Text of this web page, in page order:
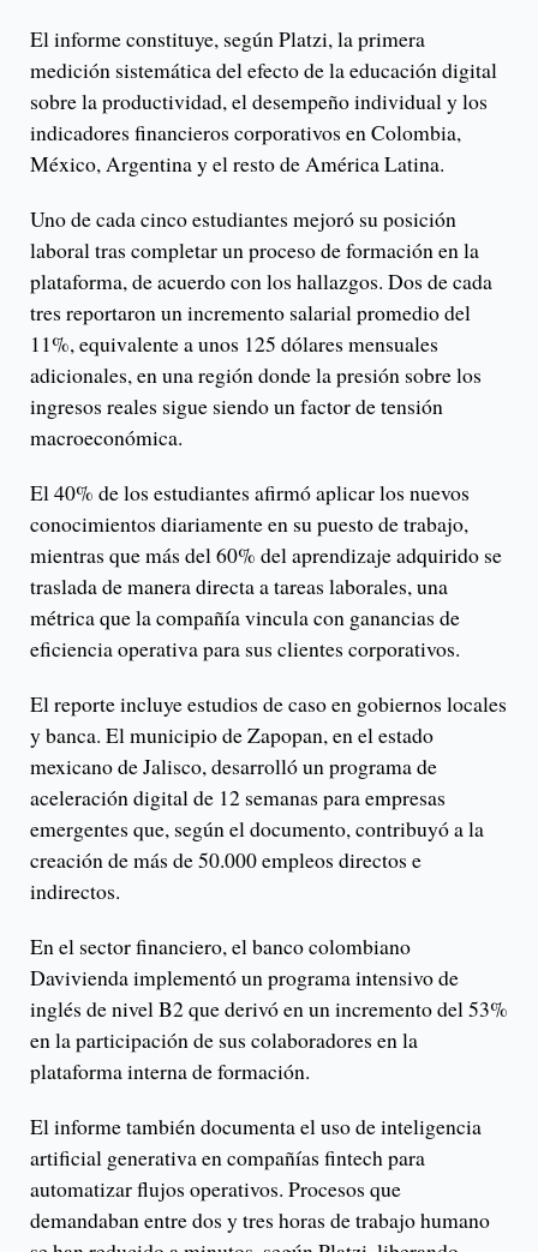
El informe constituye, según Platzi, la primera
medición sistemática del efecto de la educación digital
sobre la productividad, el desempeño individual y los
indicadores financieros corporativos en Colombia,
México, Argentina y el resto de América Latina.
Uno de cada cinco estudiantes mejoró su posición
laboral tras completar un proceso de formación en la
plataforma, de acuerdo con los hallazgos. Dos de cada
tres reportaron un incremento salarial promedio del
11%, equivalente a unos 125 dólares mensuales
adicionales, en una región donde la presión sobre los
ingresos reales sigue siendo un factor de tensión
macroeconómica.
El 40% de los estudiantes afirmó aplicar los nuevos
conocimientos diariamente en su puesto de trabajo,
mientras que más del 60% del aprendizaje adquirido se
traslada de manera directa a tareas laborales, una
métrica que la compañía vincula con ganancias de
eficiencia operativa para sus clientes corporativos.
El reporte incluye estudios de caso en gobiernos locales
y banca. El municipio de Zapopan, en el estado
mexicano de Jalisco, desarrolló un programa de
aceleración digital de 12 semanas para empresas
emergentes que, según el documento, contribuyó a la
creación de más de 50.000 empleos directos e
indirectos.
En el sector financiero, el banco colombiano
Davivienda implementó un programa intensivo de
inglés de nivel B2 que derivó en un incremento del 53%
en la participación de sus colaboradores en la
plataforma interna de formación.
El informe también documenta el uso de inteligencia
artificial generativa en compañías fintech para
automatizar flujos operativos. Procesos que
demandaban entre dos y tres horas de trabajo humano